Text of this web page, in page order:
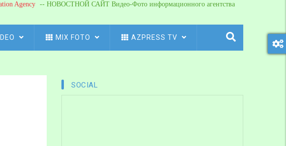
Agency -- НОВОСТНОЙ САЙТ Видео-Фото информационного агентства
MIX FOTO AZPRESS TV
SOCIAL